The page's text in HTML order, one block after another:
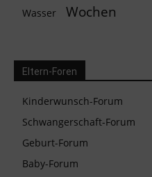
Wasser Wochen
Eltern-Foren
Kinderwunsch-Forum
Schwangerschaft-Forum
Geburt-Forum
Baby-Forum